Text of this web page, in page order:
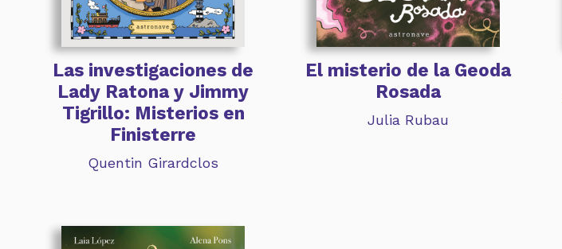
Las investigaciones de
Lady Ratona y Jimmy
Tigrillo: Misterios en
Finisterre
Quentin Girardclos
El misterio de la Geoda
Rosada
Julia Rubau